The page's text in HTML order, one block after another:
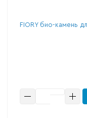
FIORY био-камень